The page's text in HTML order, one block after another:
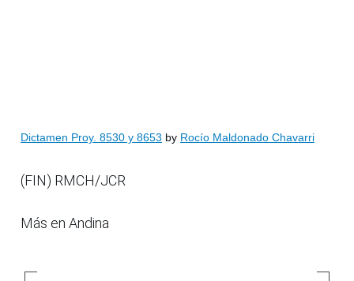
Dictamen Proy. 8530 y 8653 by Rocío Maldonado Chavarri
(FIN) RMCH/JCR
Más en Andina